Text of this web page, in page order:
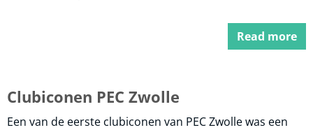
Read more
Clubiconen PEC Zwolle
Een van de eerste clubiconen van PEC Zwolle was een